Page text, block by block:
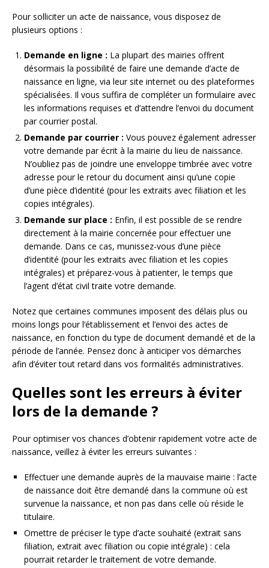
Pour solliciter un acte de naissance, vous disposez de
plusieurs options :
Demande en ligne : La plupart des mairies offrent
désormais la possibilité de faire une demande d’acte de
naissance en ligne, via leur site internet ou des plateformes
spécialisées. Il vous suffira de compléter un formulaire avec
les informations requises et d’attendre l’envoi du document
par courrier postal.
Demande par courrier : Vous pouvez également adresser
votre demande par écrit à la mairie du lieu de naissance.
N’oubliez pas de joindre une enveloppe timbrée avec votre
adresse pour le retour du document ainsi qu’une copie
d’une pièce d’identité (pour les extraits avec filiation et les
copies intégrales).
Demande sur place : Enfin, il est possible de se rendre
directement à la mairie concernée pour effectuer une
demande. Dans ce cas, munissez-vous d’une pièce
d’identité (pour les extraits avec filiation et les copies
intégrales) et préparez-vous à patienter, le temps que
l’agent d’état civil traite votre demande.
Notez que certaines communes imposent des délais plus ou
moins longs pour l’établissement et l’envoi des actes de
naissance, en fonction du type de document demandé et de la
période de l’année. Pensez donc à anticiper vos démarches
afin d’éviter tout retard dans vos formalités administratives.
Quelles sont les erreurs à éviter
lors de la demande ?
Pour optimiser vos chances d’obtenir rapidement votre acte de
naissance, veillez à éviter les erreurs suivantes :
Effectuer une demande auprès de la mauvaise mairie : l’acte
de naissance doit être demandé dans la commune où est
survenue la naissance, et non pas dans celle où réside le
titulaire.
Omettre de préciser le type d’acte souhaité (extrait sans
filiation, extrait avec filiation ou copie intégrale) : cela
pourrait retarder le traitement de votre demande.